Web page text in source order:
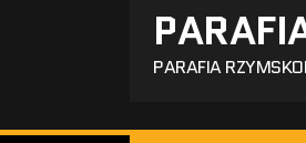
PARAFIA